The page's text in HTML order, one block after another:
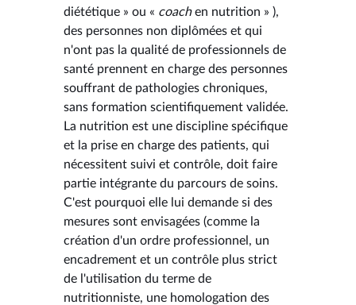
diététique » ou « coachen nutrition » ),
des personnes non diplômées et qui
n'ont pas la qualité de professionnels de
santé prennent en charge des personnes
souffrant de pathologies chroniques,
sans formation scientifiquement validée.
La nutrition est une discipline spécifique
et la prise en charge des patients, qui
nécessitent suivi et contrôle, doit faire
partie intégrante du parcours de soins.
C'est pourquoi elle lui demande si des
mesures sont envisagées (comme la
création d'un ordre professionnel, un
encadrement et un contrôle plus strict
de l'utilisation du terme de
nutritionniste, une homologation des